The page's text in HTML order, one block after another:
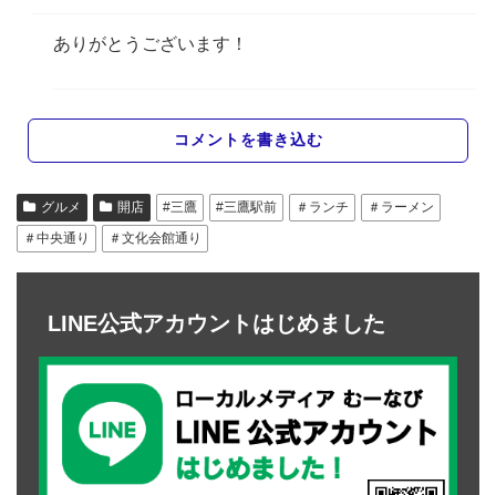
ありがとうございます！
コメントを書き込む
グルメ 開店 #三鷹 #三鷹駅前 ＃ランチ
＃ラーメン
＃中央通り
＃文化会館通り
LINE公式アカウントはじめました